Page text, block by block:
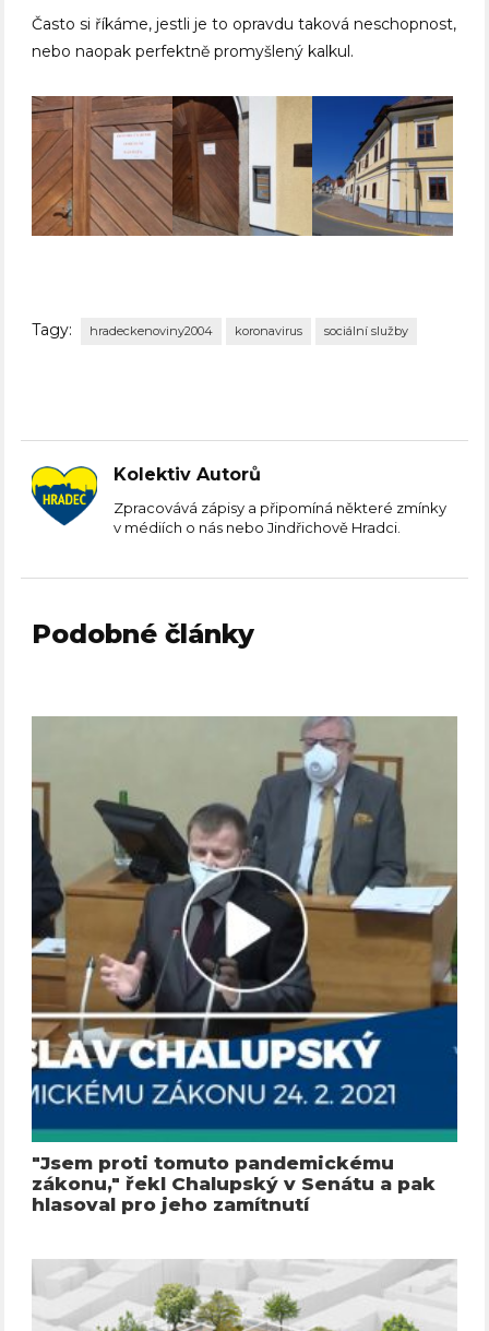
Často si říkáme, jestli je to opravdu taková neschopnost,
nebo naopak perfektně promyšlený kalkul.
Tagy: hradeckenoviny2004 koronavirus sociální služby
Kolektiv Autorů
Zpracovává zápisy a připomíná některé zmínky
v médiích o nás nebo Jindřichově Hradci.
Podobné články
"Jsem proti tomuto pandemickému
zákonu," řekl Chalupský v Senátu a pak
hlasoval pro jeho zamítnutí